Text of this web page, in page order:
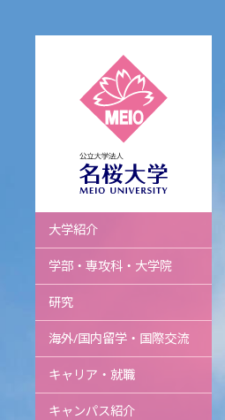
大学紹介
学部・専攻科・大学院
研究
海外/国内留学・国際交流
キャリア・就職
キャンパス紹介